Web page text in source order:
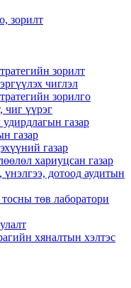
зорилт
зорилт
чиглэл
зорилго
чиг үүрэг
газар
газар
газар
хариуцсан газар
дотоод аудитын
төв лаборатори
хяналтын хэлтэс